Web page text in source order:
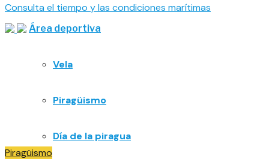
Área deportiva
Vela
Piragüismo
Día de la piragua
Consulta el tiempo y las condiciones marítimas
Piragüismo